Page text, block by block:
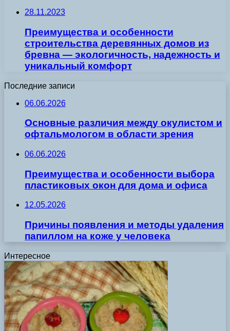
28.11.2023
Преимущества и особенности
строительства деревянных домов из
бревна — экологичность, надежность и
уникальный комфорт
Последние записи
06.06.2026
Основные различия между окулистом и
офтальмологом в области зрения
06.06.2026
Преимущества и особенности выбора
пластиковых окон для дома и офиса
12.05.2026
Причины появления и методы удаления
папиллом на коже у человека
Интересное